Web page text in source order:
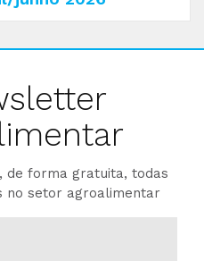
de forma gratuita, todas
no setor agroalimentar